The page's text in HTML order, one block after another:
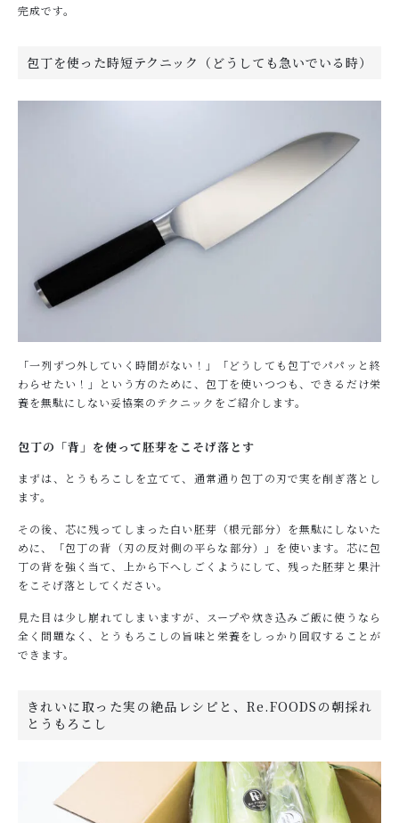
完成です。
包丁を使った時短テクニック（どうしても急いでいる時）
「一列ずつ外していく時間がない！」「どうしても包丁でパパッと終
わらせたい！」という方のために、包丁を使いつつも、できるだけ栄
養を無駄にしない妥協案のテクニックをご紹介します。
包丁の「背」を使って胚芽をこそげ落とす
まずは、とうもろこしを立てて、通常通り包丁の刃で実を削ぎ落とし
ます。
その後、芯に残ってしまった白い胚芽（根元部分）を無駄にしないた
めに、「包丁の背（刃の反対側の平らな部分）」を使います。芯に包
丁の背を強く当て、上から下へしごくようにして、残った胚芽と果汁
をこそげ落としてください。
見た目は少し崩れてしまいますが、スープや炊き込みご飯に使うなら
全く問題なく、とうもろこしの旨味と栄養をしっかり回収することが
できます。
きれいに取った実の絶品レシピと、Re.FOODSの朝採れ
とうもろこし